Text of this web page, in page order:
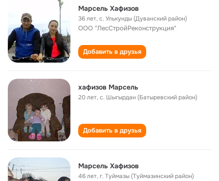
Марсель Хафизов
36 лет,с. Улькунды (Дуванский район)
ООО "ЛесСтройРеконструкция"
Добавить в друзья
хафизов Марсель
20 лет,с. Шыгырдан (Батыревский район)
Добавить в друзья
Марсель Хафизов
46 лет,г. Туймазы (Туймазинский район)